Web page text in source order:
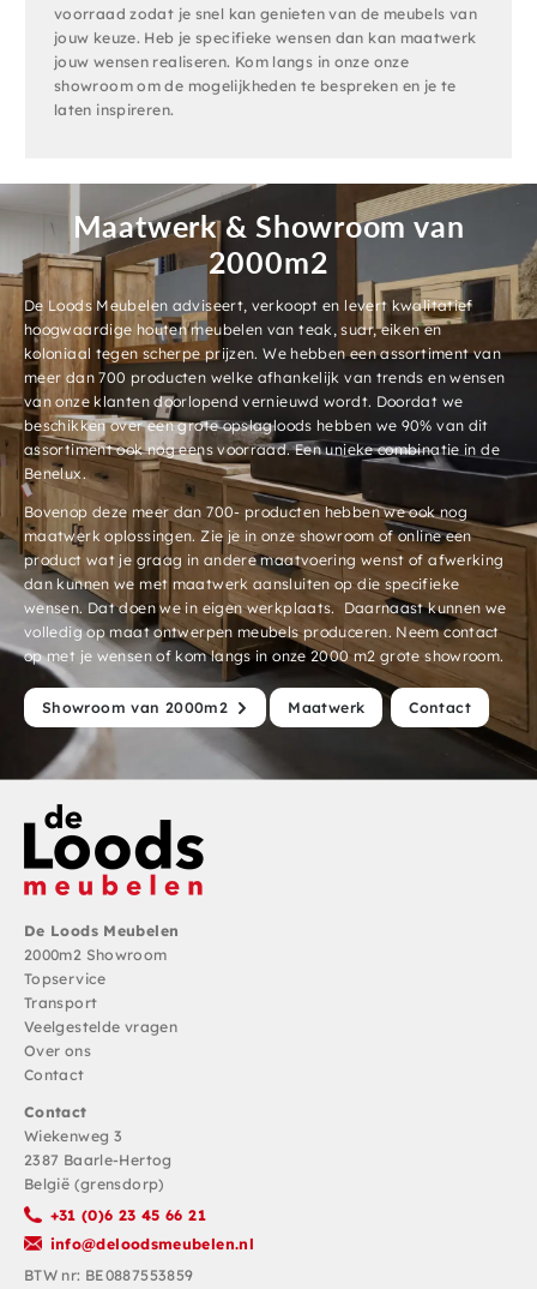
voorraad zodat je snel kan genieten van de meubels van
jouw keuze. Heb je specifieke wensen dan kan maatwerk
jouw wensen realiseren. Kom langs in onze onze
showroom om de mogelijkheden te bespreken en je te
laten inspireren.
Maatwerk & Showroom van
2000m2
De Loods Meubelen adviseert, verkoopt en levert kwalitatief
hoogwaardige houten meubelen van teak, suar, eiken en
koloniaal tegen scherpe prijzen. We hebben een assortiment van
meer dan 700 producten welke afhankelijk van trends en wensen
van onze klanten doorlopend vernieuwd wordt. Doordat we
beschikken over een grote opslagloods hebben we 90% van dit
assortiment ook nog eens voorraad. Een unieke combinatie in de
Benelux.
Bovenop deze meer dan 700- producten hebben we ook nog
maatwerk oplossingen. Zie je in onze showroom of online een
product wat je graag in andere maatvoering wenst of afwerking
dan kunnen we met maatwerk aansluiten op die specifieke
wensen. Dat doen we in eigen werkplaats. Daarnaast kunnen we
volledig op maat ontwerpen meubels produceren. Neem contact
op met je wensen of kom langs in onze 2000 m2 grote showroom.
Showroom van 2000m2 Maatwerk Contact
De Loods Meubelen
2000m2 Showroom
Topservice
Transport
Veelgestelde vragen
Over ons
Contact
Contact
Wiekenweg 3
2387 Baarle-Hertog
België (grensdorp)
+31 (0)6 23 45 66 21
info@deloodsmeubelen.nl
BTW nr: BE0887553859